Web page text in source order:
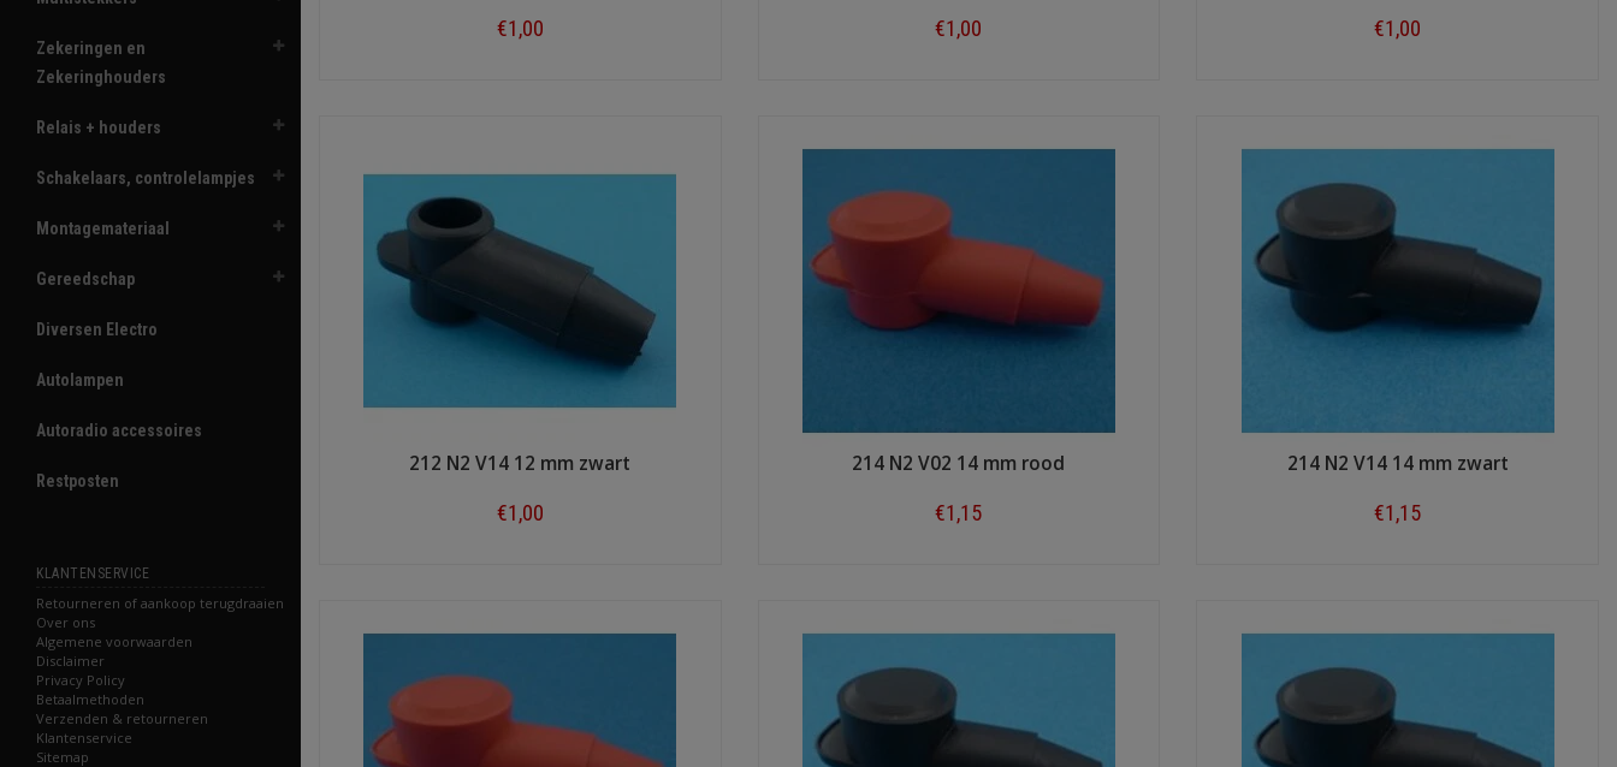
Zekeringen en
Zekeringhouders
Relais + houders
Schakelaars, controlelampjes
Montagemateriaal
Gereedschap
Diversen Electro
Autolampen
Autoradio accessoires
Restposten
KLANTENSERVICE
Retourneren of aankoop terugdraaien
Over ons
Algemene voorwaarden
Disclaimer
Privacy Policy
Betaalmethoden
Verzenden & retourneren
Klantenservice
Sitemap
€1,00
€1,00
€1,00
212 N2 V14 12 mm zwart
€1,00
214 N2 V02 14 mm rood
€1,15
214 N2 V14 14 mm zwart
€1,15